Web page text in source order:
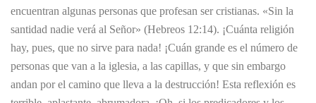
encuentran algunas personas que profesan ser cristianas. «Sin la
santidad nadie verá al Señor» (Hebreos 12:14). ¡Cuánta religión
hay, pues, que no sirve para nada! ¡Cuán grande es el número de
personas que van a la iglesia, a las capillas, y que sin embargo
andan por el camino que lleva a la destrucción! Esta reflexión es